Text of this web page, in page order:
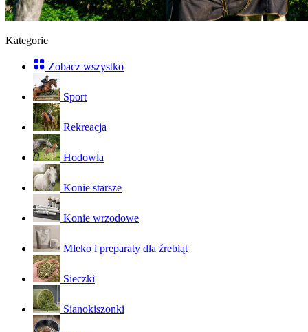
Kategorie
Zobacz wszystko
Sport
Rekreacja
Hodowla
Konie starsze
Konie wrzodowe
Mleko i preparaty dla źrebiąt
Sieczki
Sianokiszonki